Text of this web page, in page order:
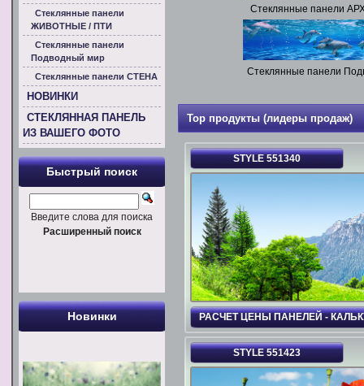
Стеклянные панели
Стеклянные панели
Top продукты (лидеры продаж)
STYLE 551340
РАСЧЕТ ЦЕНЫ ПАНЕЛЕЙ -
STYLE 551423
Стеклянные панели
ЖИВОТНЫЕ / ПТИ
Стеклянные панели
Подводный мир
Стеклянные панели СТЕНА
НОВИНКИ
СТЕКЛЯННАЯ ПАНЕЛЬ
ИЗ ВАШЕГО ФОТО
Быстрый поиск
Введите слова для поиска
Расширенный поиск
Новинки